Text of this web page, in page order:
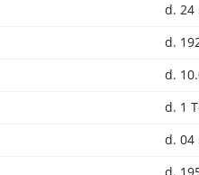
d. 24
d.
d.
d. 1
d. 04